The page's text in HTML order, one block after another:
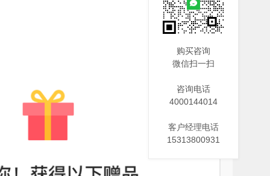
购买咨询
微信扫一扫
咨询电话
4000144014
客户经理电话
15313800931